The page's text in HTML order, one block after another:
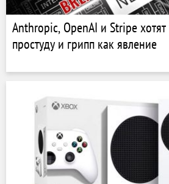
Anthropic, OpenAI и Stripe
простуду и грипп как явление